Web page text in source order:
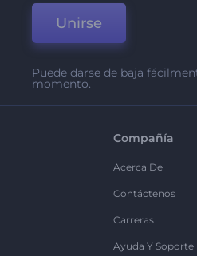
Unirse
Puede darse de baja
momento.
Compañía
Acerca De
Contáctenos
Carreras
Ayuda Y Soporte